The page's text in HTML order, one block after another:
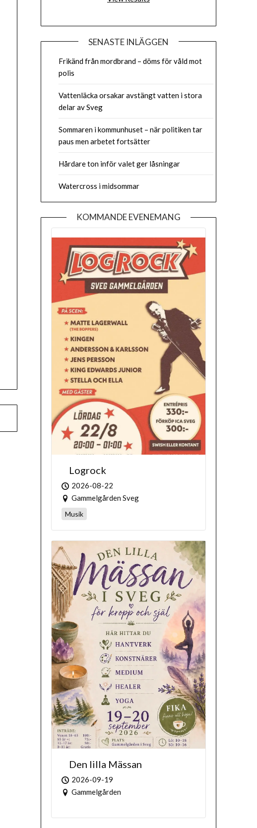
SENASTE INLÄGGEN
Frikänd från mordbrand – döms för våld mot
polis
Vattenläcka orsakar avstängt vatten i stora
delar av Sveg
Sommaren i kommunhuset – när politiken tar
paus men arbetet fortsätter
Hårdare ton inför valet ger låsningar
Watercross i midsommar
KOMMANDE EVENEMANG
Logrock
2026-08-22
Gammelgården Sveg
Musik
Den lilla Mässan
2026-09-19
Gammelgården